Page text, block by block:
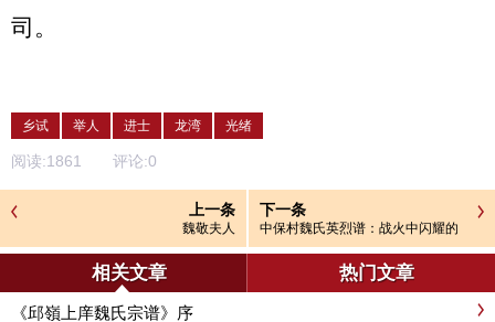
司。
乡试 举人 进士 龙湾 光绪
阅读:1861 评论:0
上一条
魏敬夫人
下一条
中保村魏氏英烈谱：战火中闪耀的
家族忠魂
相关文章 热门文章
《邱嶺上庠魏氏宗谱》序